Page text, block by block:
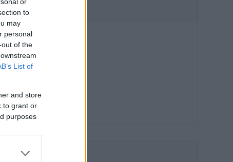
to
may
personal
of the
List of
and store
to grant or
purposes